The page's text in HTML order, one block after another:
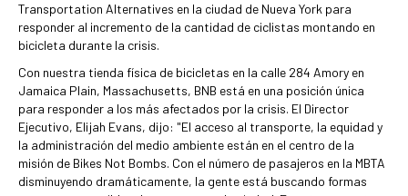
Transportation Alternatives en la ciudad de Nueva York para
responder al incremento de la cantidad de ciclistas montando en
bicicleta durante la crisis.
Con nuestra tienda física de bicicletas en la calle 284 Amory en
Jamaica Plain, Massachusetts, BNB está en una posición única
para responder a los más afectados por la crisis. El Director
Ejecutivo, Elijah Evans, dijo: "El acceso al transporte, la equidad y
la administración del medio ambiente están en el centro de la
misión de Bikes Not Bombs. Con el número de pasajeros en la MBTA
disminuyendo dramáticamente, la gente está buscando formas